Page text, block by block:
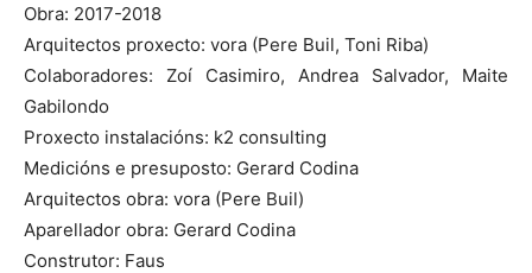
Obra: 2017-2018
Arquitectos proxecto: vora (Pere Buil, Toni Riba)
Colaboradores: Zoí Casimiro, Andrea Salvador, Maite
Gabilondo
Proxecto instalacións: k2 consulting
Medicións e presuposto: Gerard Codina
Arquitectos obra: vora (Pere Buil)
Aparellador obra: Gerard Codina
Construtor: Faus